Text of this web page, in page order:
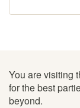
You are visiting
for the best
beyond.